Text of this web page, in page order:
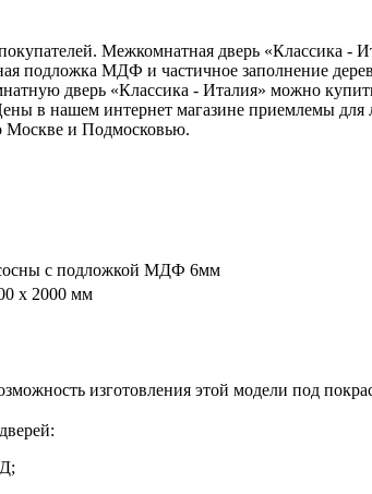
Межкомнатная дверь «Классика -
подложка МДФ и частичное заполнение
дверь «Классика - Италия» можно
в нашем интернет магазине приемлемы
Москве и Подмосковью.
с подложкой МДФ 6мм
x 2000 мм
изготовления этой модели под